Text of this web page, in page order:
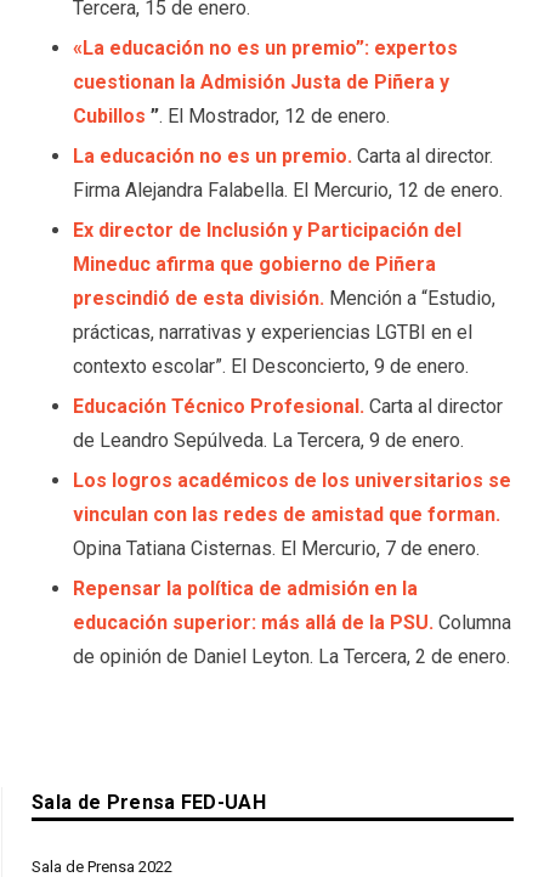
Tercera, 15 de enero.
«La educación no es un premio”: expertos
cuestionan la Admisión Justa de Piñera y
Cubillos ”. El Mostrador, 12 de enero.
La educación no es un premio. Carta al director.
Firma Alejandra Falabella. El Mercurio, 12 de enero.
Ex director de Inclusión y Participación del
Mineduc afirma que gobierno de Piñera
prescindió de esta división. Mención a “Estudio,
prácticas, narrativas y experiencias LGTBI en el
contexto escolar”. El Desconcierto, 9 de enero.
Educación Técnico Profesional. Carta al director
de Leandro Sepúlveda. La Tercera, 9 de enero.
Los logros académicos de los universitarios se
vinculan con las redes de amistad que forman.
Opina Tatiana Cisternas. El Mercurio, 7 de enero.
Repensar la política de admisión en la
educación superior: más allá de la PSU. Columna
de opinión de Daniel Leyton. La Tercera, 2 de enero.
Sala de Prensa FED-UAH
Sala de Prensa 2022